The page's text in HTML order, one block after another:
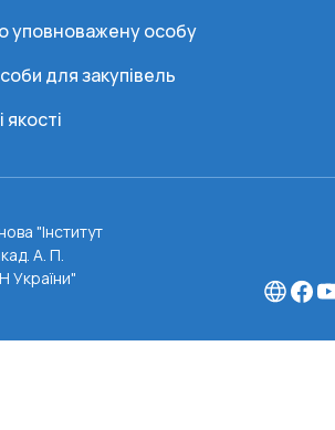
особу
для закупівель
якості
"Інститут
А. П.
України"